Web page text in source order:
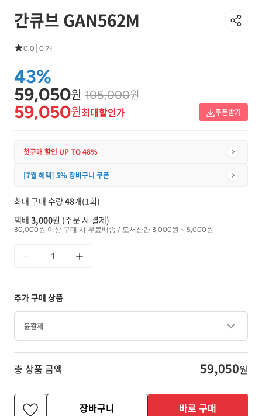
간큐브 GAN562M
0.0 0 개
43%
59,050원 105,000원
59,050원최대할인가 쿠폰받기
첫구매 할인 UP TO 48%
[7월 혜택] 5% 장바구니 쿠폰
최대 구매 수량48개(1회)
택배 3,000원 (주문 시 결제)
30,000원 이상 구매 시 무료배송 / 도서산간 3,000원 ~ 5,000원
추가 구매 상품
윤활제
총 상품 금액 59,050원
장바구니 바로 구매